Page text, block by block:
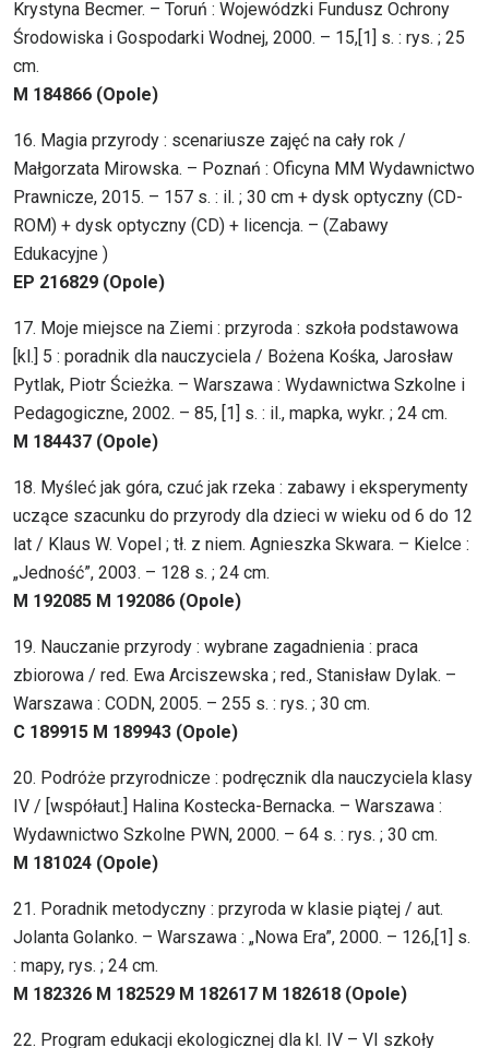
Krystyna Becmer. – Toruń : Wojewódzki Fundusz Ochrony
Środowiska i Gospodarki Wodnej, 2000. – 15,[1] s. : rys. ; 25
cm.
M 184866 (Opole)
16. Magia przyrody : scenariusze zajęć na cały rok /
Małgorzata Mirowska. – Poznań : Oficyna MM Wydawnictwo
Prawnicze, 2015. – 157 s. : il. ; 30 cm + dysk optyczny (CD-
ROM) + dysk optyczny (CD) + licencja. – (Zabawy
Edukacyjne )
EP 216829 (Opole)
17. Moje miejsce na Ziemi : przyroda : szkoła podstawowa
[kl.] 5 : poradnik dla nauczyciela / Bożena Kośka, Jarosław
Pytlak, Piotr Ścieżka. – Warszawa : Wydawnictwa Szkolne i
Pedagogiczne, 2002. – 85, [1] s. : il., mapka, wykr. ; 24 cm.
M 184437 (Opole)
18. Myśleć jak góra, czuć jak rzeka : zabawy i eksperymenty
uczące szacunku do przyrody dla dzieci w wieku od 6 do 12
lat / Klaus W. Vopel ; tł. z niem. Agnieszka Skwara. – Kielce :
„Jedność”, 2003. – 128 s. ; 24 cm.
M 192085 M 192086 (Opole)
19. Nauczanie przyrody : wybrane zagadnienia : praca
zbiorowa / red. Ewa Arciszewska ; red., Stanisław Dylak. –
Warszawa : CODN, 2005. – 255 s. : rys. ; 30 cm.
C 189915 M 189943 (Opole)
20. Podróże przyrodnicze : podręcznik dla nauczyciela klasy
IV / [współaut.] Halina Kostecka-Bernacka. – Warszawa :
Wydawnictwo Szkolne PWN, 2000. – 64 s. : rys. ; 30 cm.
M 181024 (Opole)
21. Poradnik metodyczny : przyroda w klasie piątej / aut.
Jolanta Golanko. – Warszawa : „Nowa Era”, 2000. – 126,[1] s.
: mapy, rys. ; 24 cm.
M 182326 M 182529 M 182617 M 182618 (Opole)
22. Program edukacji ekologicznej dla kl. IV – VI szkoły